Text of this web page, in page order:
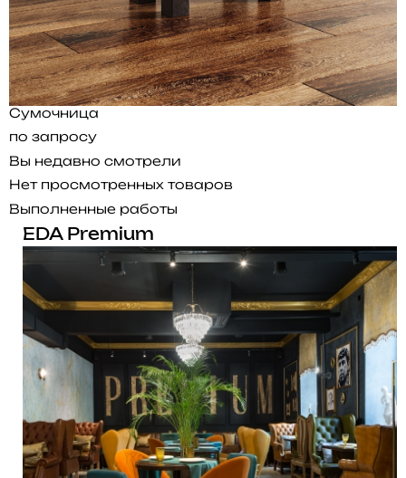
Сумочница
по запросу
Вы недавно смотрели
Нет просмотренных товаров
Выполненные работы
EDA Premium